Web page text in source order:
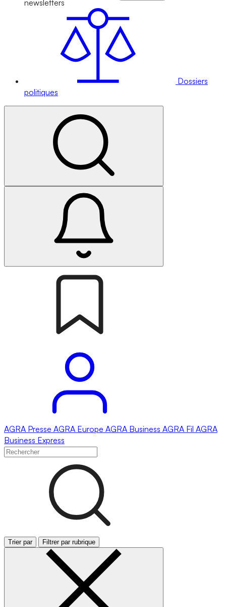
newsletters
Dossiers
politiques
AGRA Presse AGRA Europe AGRA Business AGRA Fil AGRA
Business Express
Trier par Filtrer par rubrique